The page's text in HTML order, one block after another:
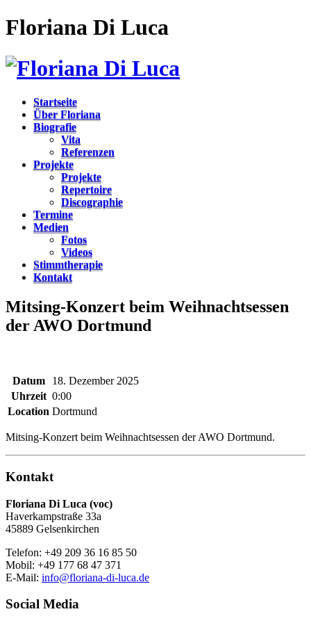
Floriana Di Luca
Startseite
Über Floriana
Biografie
Vita
Referenzen
Projekte
Projekte
Repertoire
Discographie
Termine
Medien
Fotos
Videos
Stimmtherapie
Kontakt
Mitsing-Konzert beim Weihnachtsessen
der AWO Dortmund
Datum
18. Dezember 2025
Uhrzeit 0:00
Location Dortmund
Mitsing-Konzert beim Weihnachtsessen der AWO Dortmund.
Kontakt
Floriana Di Luca (voc)
Haverkampstraße 33a
45889 Gelsenkirchen
Telefon: +49 209 36 16 85 50
Mobil: +49 177 68 47 371
E-Mail: info@floriana-di-luca.de
Social Media